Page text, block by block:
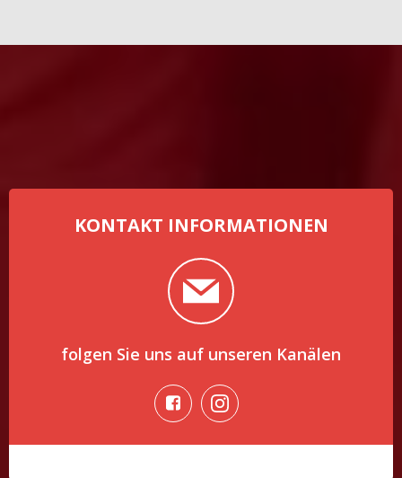
KONTAKT INFORMATIONEN
folgen Sie uns auf unseren Kanälen